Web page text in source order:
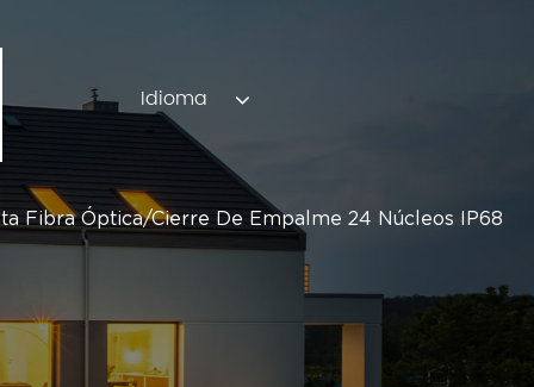
Idioma
Fibra Óptica/cierre De Empalme 24 Núcleos IP68